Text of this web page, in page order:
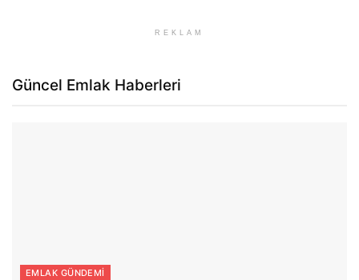
REKLAM
Güncel Emlak Haberleri
EMLAK GÜNDEMI